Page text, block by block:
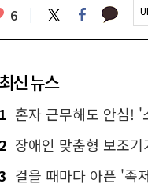
좋
요
6 트
위
터
페
이
스
카
카
최신 뉴스
1 혼자 근무해도 안심! '소상공
2 장애인 맞춤형 보조기기 최대 3년간
걸을 때마다 아픈 '족저근막염'…무작